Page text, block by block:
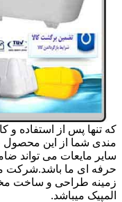
که تنها پس از استفاده
مندی شما از این
سایر مایعات می تواند
حرفه ای ما باشد.شرکت
زمینه طراحی و ساخت
المپیک میباشد.